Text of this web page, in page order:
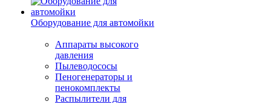
Оборудование для автомойки
Аппараты высокого
давления
Пылеводососы
Пеногенераторы и
пенокомплекты
Распылители для